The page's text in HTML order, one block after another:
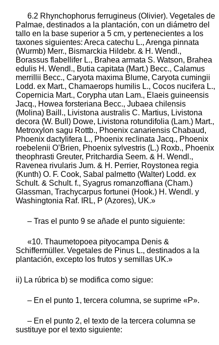
6.2 Rhynchophorus ferrugineus (Olivier). Vegetales de
Palmae, destinados a la plantación, con un diámetro del
tallo en la base superior a 5 cm, y pertenecientes a los
taxones siguientes: Areca catechu L., Arenga pinnata
(Wurmb) Merr., Bismarckia Hildebr. & H. Wendl.,
Borassus flabellifer L., Brahea armata S. Watson, Brahea
edulis H. Wendl., Butia capitata (Mart.) Becc., Calamus
merrillii Becc., Caryota maxima Blume, Caryota cumingii
Lodd. ex Mart., Chamaerops humilis L., Cocos nucifera L.,
Copernicia Mart., Corypha utan Lam., Elaeis guineensis
Jacq., Howea forsteriana Becc., Jubaea chilensis
(Molina) Baill., Livistona australis C. Martius, Livistona
decora (W. Bull) Dowe, Livistona rotundifolia (Lam.) Mart.,
Metroxylon sagu Rottb., Phoenix canariensis Chabaud,
Phoenix dactylifera L., Phoenix reclinata Jacq., Phoenix
roebelenii O’Brien, Phoenix sylvestris (L.) Roxb., Phoenix
theophrasti Greuter, Pritchardia Seem. & H. Wendl.,
Ravenea rivularis Jum. & H. Perrier, Roystonea regia
(Kunth) O. F. Cook, Sabal palmetto (Walter) Lodd. ex
Schult. & Schult. f., Syagrus romanzoffiana (Cham.)
Glassman, Trachycarpus fortunei (Hook.) H. Wendl. y
Washingtonia Raf. IRL, P (Azores), UK.»
– Tras el punto 9 se añade el punto siguiente:
«10. Thaumetopoea pityocampa Denis &
Schiffermüller. Vegetales de Pinus L., destinados a la
plantación, excepto los frutos y semillas UK.»
ii) La rúbrica b) se modifica como sigue:
– En el punto 1, tercera columna, se suprime «P».
– En el punto 2, el texto de la tercera columna se
sustituye por el texto siguiente: